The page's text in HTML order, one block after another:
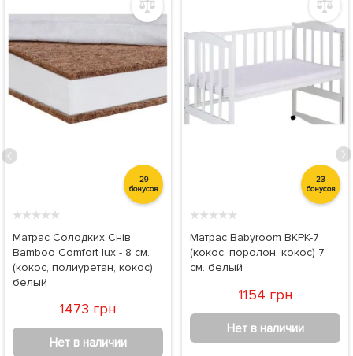
29
бонусов
★★★★★
Матрас Солодких Снів
Bamboo Comfort lux - 8 см.
(кокос, полиуретан, кокос)
белый
1473 грн
Нет в наличии
23
бонусов
★★★★★
Матрас Babyroom BKPK-7
(кокос, поролон, кокос) 7
см. белый
1154 грн
Нет в наличии